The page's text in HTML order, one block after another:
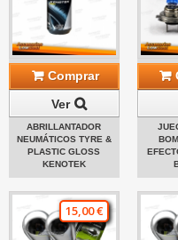
Comprar
Ver
ABRILLANTADOR
NEUMÁTICOS TYRE &
PLASTIC GLOSS
KENOTEK
15,00 €